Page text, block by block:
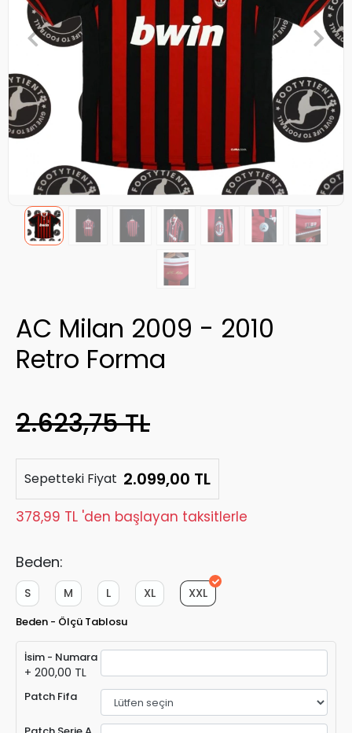
AC Milan 2009 - 2010
Retro Forma
2.623,75 TL
Sepetteki Fiyat 2.099,00 TL
378,99 TL 'den başlayan taksitlerle
Beden:
XXL
XL
L
M
S
Beden - Ölçü Tablosu
İsim - Numara
+ 200,00 TL
Patch Fifa